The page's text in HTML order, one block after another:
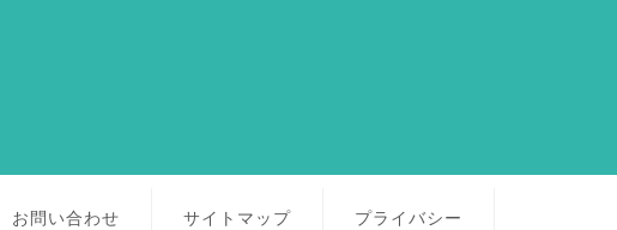
お問い合わせ サイトマップ
プライバシー